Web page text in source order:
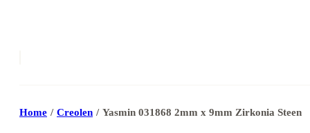
Home / Creolen / Yasmin 031868 2mm x 9mm Zirkonia Steen